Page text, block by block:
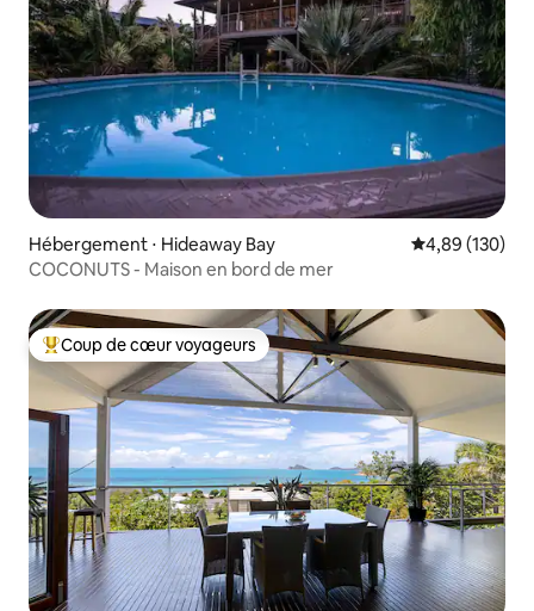
Hébergement ⋅ Hideaway Bay Évaluation
4,89 (130)
COCONUTS - Maison en bord de mer
Coups de cœur voyageurs les plus appréciés
Coup de cœur voyageurs